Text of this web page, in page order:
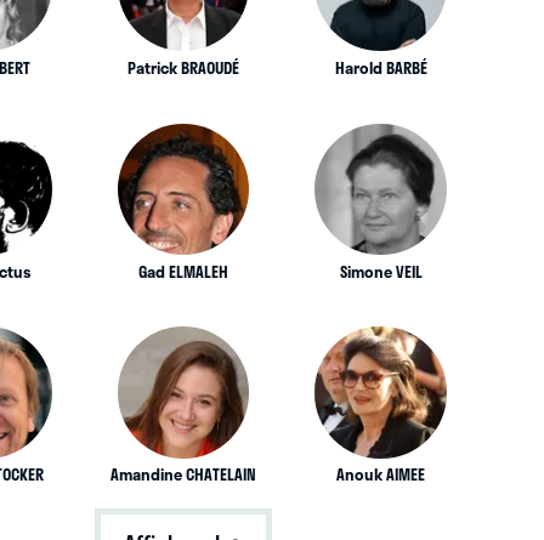
Patrick BRAOUDÉ Harold BARBÉ
Gad ELMALEH Simone VEIL
Amandine CHATELAIN Anouk AIMEE